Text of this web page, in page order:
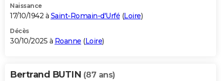
Naissance
17/10/1942 à Saint-Romain-d'Urfé (Loire)
Décès
30/10/2025 à Roanne (Loire)
Bertrand BUTIN (87 ans)